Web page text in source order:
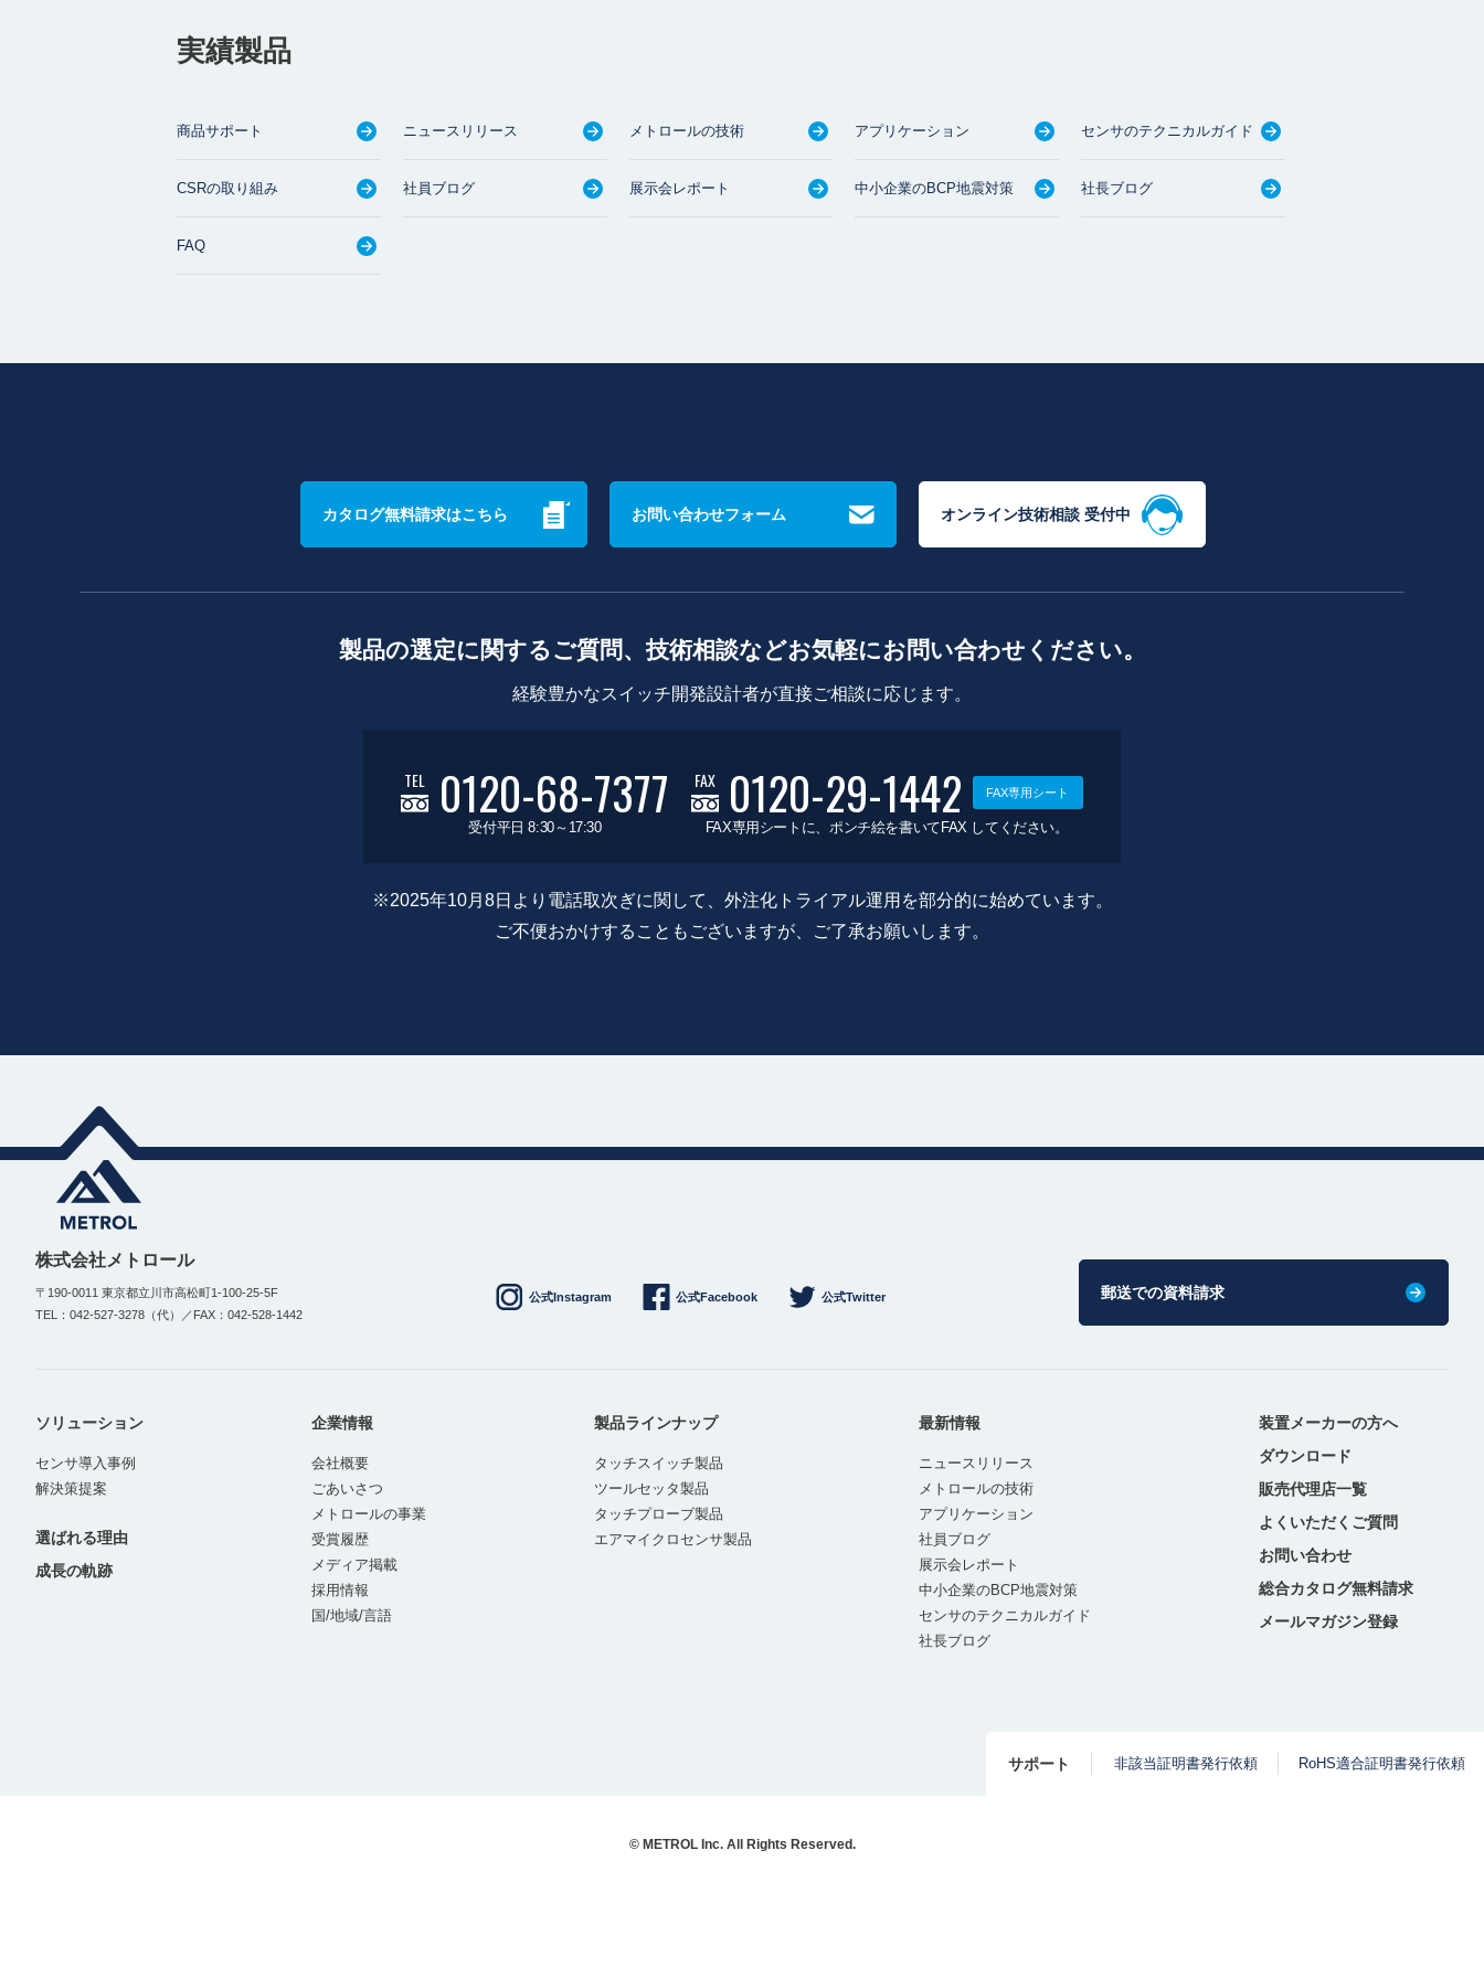
実績製品
商品サポート ニュースリリース メトロールの技術 アプリケーション センサのテクニカルガイド
CSRの取り組み 社員ブログ 展示会レポート 中小企業のBCP地震対策 社長ブログ
FAQ
カタログ無料請求はこちら お問い合わせフォーム オンライン技術相談 受付中
製品の選定に関するご質問、技術相談などお気軽にお問い合わせください。
経験豊かなスイッチ開発設計者が直接ご相談に応じます。
TEL 0120-68-7377
受付平日 8:30～17:30
FAX 0120-29-1442 FAX専用シート
FAX専用シートに、ポンチ絵を書いてFAX してください。
※2025年10月8日より電話取次ぎに関して、外注化トライアル運用を部分的に始めています。
ご不便おかけすることもございますが、ご了承お願いします。
株式会社メトロール
〒190-0011 東京都立川市高松町1-100-25-5F
TEL：042-527-3278（代）／FAX：042-528-1442
公式Instagram 公式Facebook 公式Twitter 郵送での資料請求
ソリューション
センサ導入事例
解決策提案
選ばれる理由
成長の軌跡
企業情報
会社概要
ごあいさつ
メトロールの事業
受賞履歴
メディア掲載
採用情報
国/地域/言語
製品ラインナップ
タッチスイッチ製品
ツールセッタ製品
タッチプローブ製品
エアマイクロセンサ製品
最新情報
ニュースリリース
メトロールの技術
アプリケーション
社員ブログ
展示会レポート
中小企業のBCP地震対策
センサのテクニカルガイド
社長ブログ
装置メーカーの方へ
ダウンロード
販売代理店一覧
よくいただくご質問
お問い合わせ
総合カタログ無料請求
メールマガジン登録
サポート 非該当証明書発行依頼 RoHS適合証明書発行依頼
© METROL Inc. All Rights Reserved.